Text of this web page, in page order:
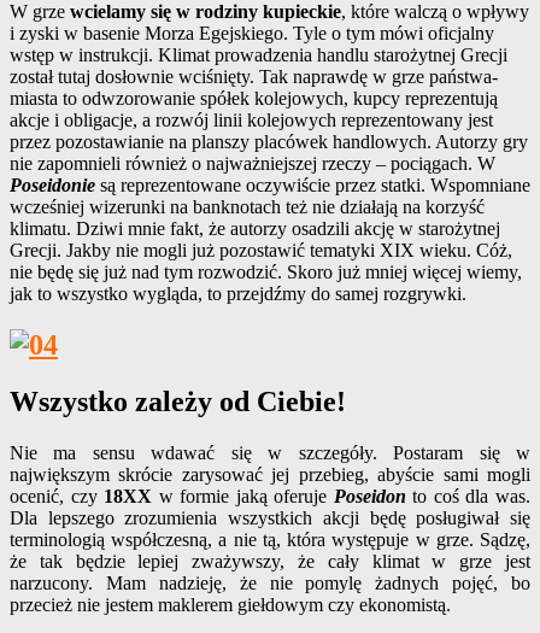
W grze wcielamy się w rodziny kupieckie, które walczą o wpływy
i zyski w basenie Morza Egejskiego. Tyle o tym mówi oficjalny
wstęp w instrukcji. Klimat prowadzenia handlu starożytnej Grecji
został tutaj dosłownie wciśnięty. Tak naprawdę w grze państwa-
miasta to odwzorowanie spółek kolejowych, kupcy reprezentują
akcje i obligacje, a rozwój linii kolejowych reprezentowany jest
przez pozostawianie na planszy placówek handlowych. Autorzy gry
nie zapomnieli również o najważniejszej rzeczy – pociągach. W
Poseidonie są reprezentowane oczywiście przez statki. Wspomniane
wcześniej wizerunki na banknotach też nie działają na korzyść
klimatu. Dziwi mnie fakt, że autorzy osadzili akcję w starożytnej
Grecji. Jakby nie mogli już pozostawić tematyki XIX wieku. Cóż,
nie będę się już nad tym rozwodzić. Skoro już mniej więcej wiemy,
jak to wszystko wygląda, to przejdźmy do samej rozgrywki.
Wszystko zależy od Ciebie!
Nie ma sensu wdawać się w szczegóły. Postaram się w
największym skrócie zarysować jej przebieg, abyście sami mogli
ocenić, czy 18XX w formie jaką oferuje Poseidon to coś dla was.
Dla lepszego zrozumienia wszystkich akcji będę posługiwał się
terminologią współczesną, a nie tą, która występuje w grze. Sądzę,
że tak będzie lepiej zważywszy, że cały klimat w grze jest
narzucony. Mam nadzieję, że nie pomylę żadnych pojęć, bo
przecież nie jestem maklerem giełdowym czy ekonomistą.